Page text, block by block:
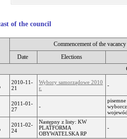
of the council
Commencement of the
Date
Elections
2010-11-
21
Wybory samorządowe 2010
r.
-
2011-01-
27
-
2011-02-
24
Następny z listy: KW
PLATFORMA
OBYWATELSKA RP
-